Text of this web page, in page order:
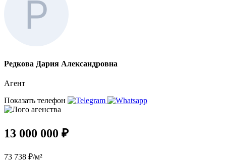
Редкова Дария Александровна
Агент
Показать телефон
13 000 000 ₽
73 738 ₽/м²